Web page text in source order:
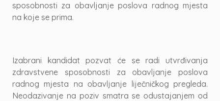
sposobnosti za obavljanje poslova radnog mjesta
na koje se prima.
Izabrani kandidat pozvat će se radi utvrđivanja
zdravstvene sposobnosti za obavljanje poslova
radnog mjesta na obavljanje liječničkog pregleda.
Neodazivanje na poziv smatra se odustajanjem od